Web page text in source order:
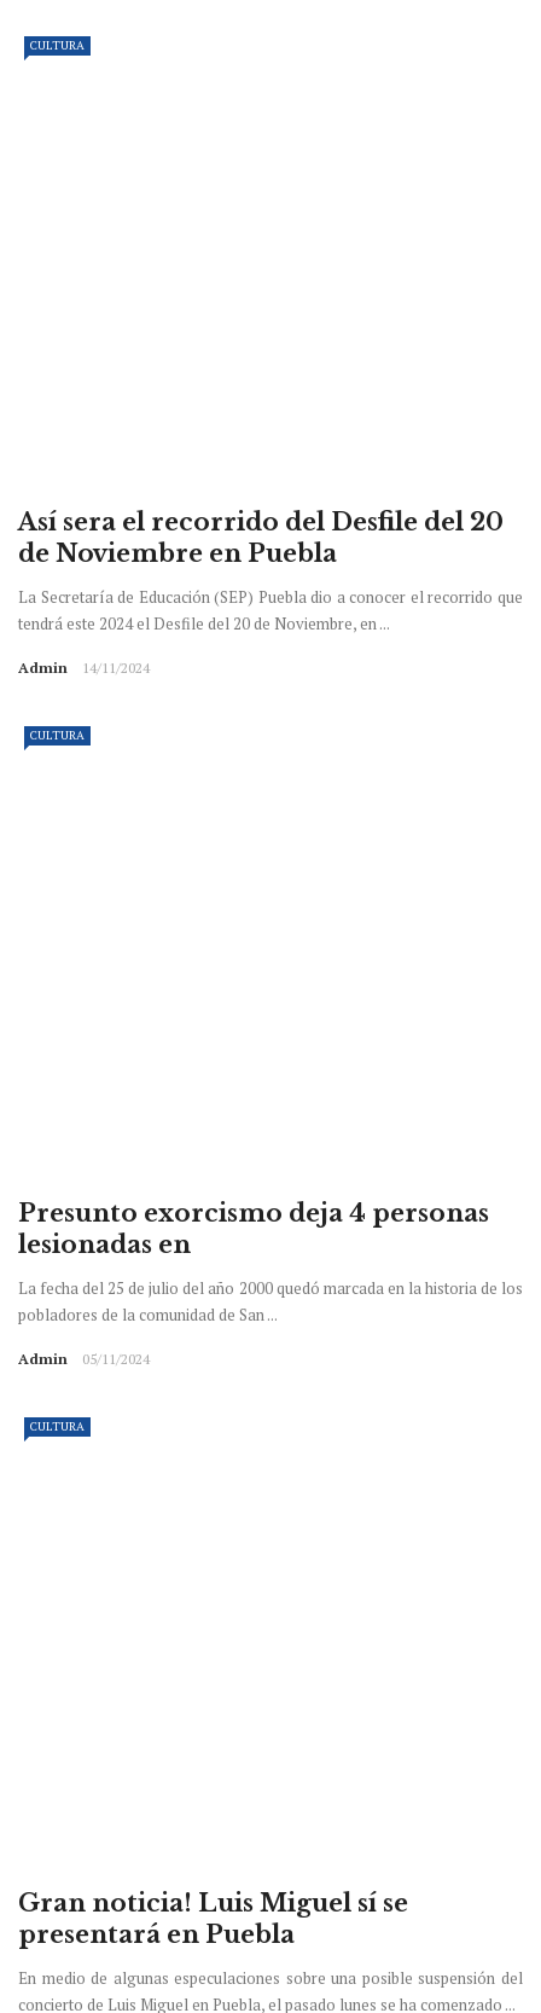
CULTURA
Así sera el recorrido del Desfile del 20
de Noviembre en Puebla
La Secretaría de Educación (SEP) Puebla dio a conocer el recorrido que
tendrá este 2024 el Desfile del 20 de Noviembre, en ...
Admin 14/11/2024
CULTURA
Presunto exorcismo deja 4 personas
lesionadas en
La fecha del 25 de julio del año 2000 quedó marcada en la historia de los
pobladores de la comunidad de San ...
Admin 05/11/2024
CULTURA
Gran noticia! Luis Miguel sí se
presentará en Puebla
En medio de algunas especulaciones sobre una posible suspensión del
concierto de Luis Miguel en Puebla, el pasado lunes se ha comenzado ...